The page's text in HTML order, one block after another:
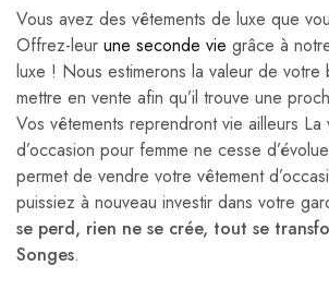
Vous avez des vêtements de luxe que
Offrez-leur une seconde vie grâce à
luxe ! Nous estimerons la valeur de votre
mettre en vente afin qu’il trouve une
Vos vêtements reprendront vie ailleurs
d’occasion pour femme ne cesse
permet de vendre votre vêtement
puissiez à nouveau investir dans votre
se perd, rien ne se crée, tout se
Songes.